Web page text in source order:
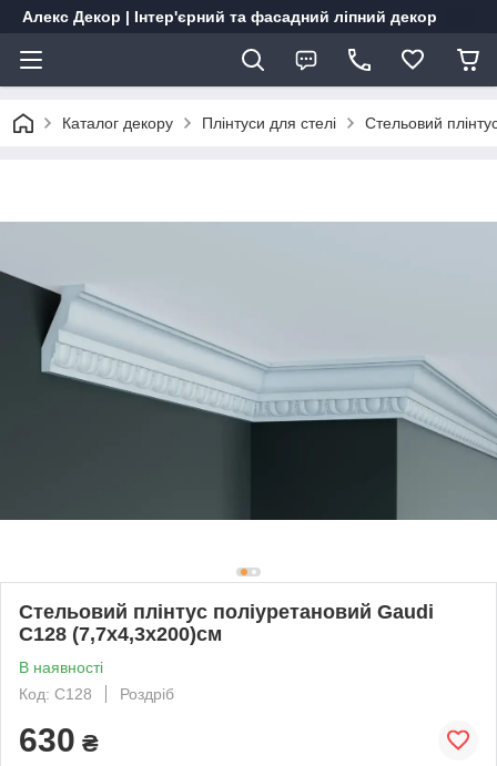
Алекс Декор | Інтер'єрний та фасадний ліпний декор
Каталог декору Плінтуси для стелі Стельовий
Стельовий плінтус поліуретановий Gaudi
C128 (7,7х4,3х200)см
В наявності
Код: C128
Роздріб
630 ₴